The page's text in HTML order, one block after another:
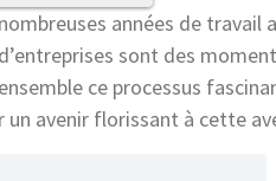
années de travail
sont des
ce processus
avenir florissant à cette